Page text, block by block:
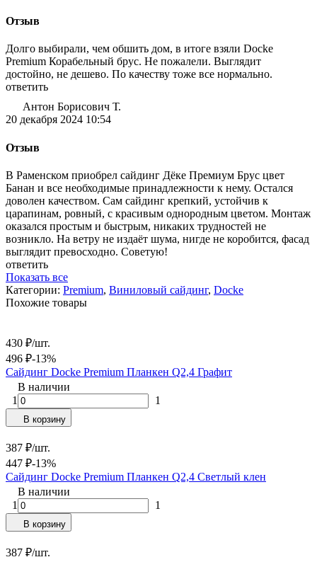
Отзыв
Долго выбирали, чем обшить дом, в итоге взяли Docke
Premium Корабельный брус. Не пожалели. Выглядит
достойно, не дешево. По качеству тоже все нормально.
ответить
Антон Борисович Т.
20 декабря 2024 10:54
Отзыв
В Раменском приобрел сайдинг Дёке Премиум Брус цвет
Банан и все необходимые принадлежности к нему. Остался
доволен качеством. Сам сайдинг крепкий, устойчив к
царапинам, ровный, с красивым однородным цветом. Монтаж
оказался простым и быстрым, никаких трудностей не
возникло. На ветру не издаёт шума, нигде не коробится, фасад
выглядит превосходно. Советую!
ответить
Показать все
Категории: Premium, Виниловый сайдинг, Docke
Похожие товары
430 ₽/шт.
496 ₽-13%
Сайдинг Docke Premium Планкен Q2,4 Графит
В наличии
1
1
В корзину
387 ₽/шт.
447 ₽-13%
Сайдинг Docke Premium Планкен Q2,4 Светлый клен
В наличии
1
1
В корзину
387 ₽/шт.